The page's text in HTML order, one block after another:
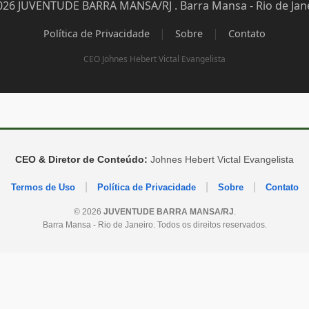
JUVENTUDE BARRA MANSA/RJ . Barra Mansa - Rio de
Política de Privacidade | Sobre | Contato
CEO Johnes Hebert Victal Evangelista
CEO & Diretor de Conteúdo: Johnes Hebert Victal Evangelista
Termos de Uso Política de Privacidade Sobre Contato
© 2026 JUVENTUDE BARRA MANSA/RJ
Barra Mansa - Rio de Janeiro. Todos os direitos reservados.